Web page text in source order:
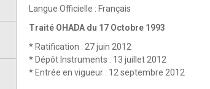
Langue Officielle : Français
Traité OHADA du 17 Octobre 1993
* Ratification : 27 juin 2012
* Dépôt Instruments : 13 juillet 2012
* Entrée en vigueur : 12 septembre 2012